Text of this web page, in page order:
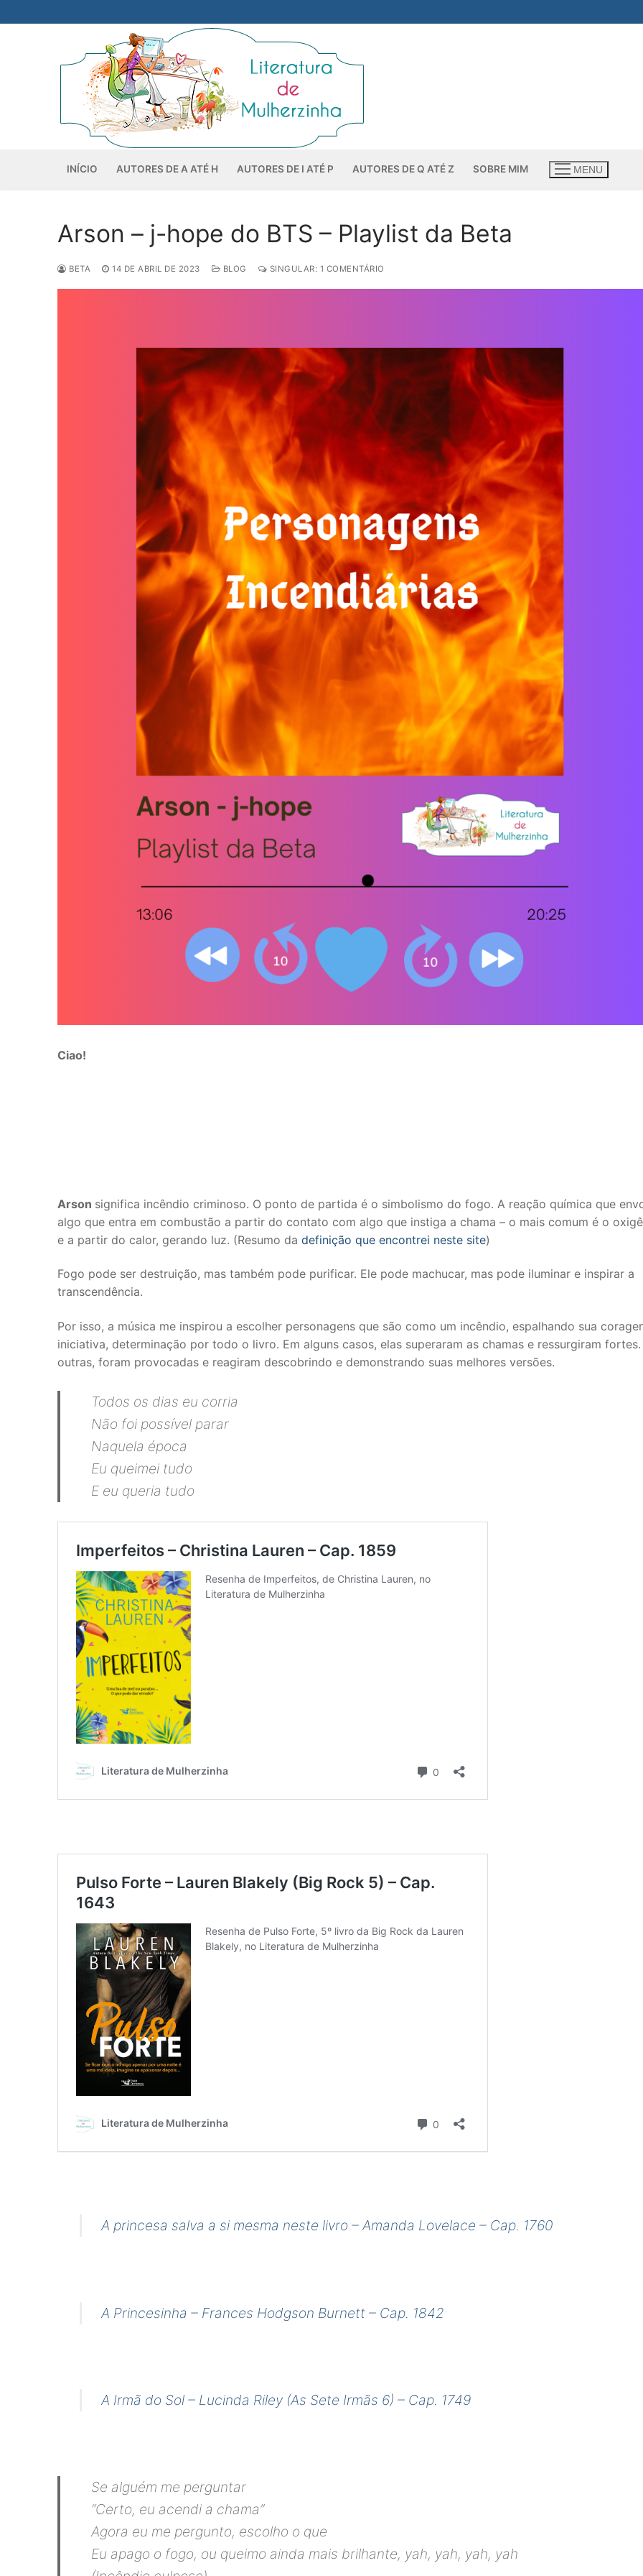
para
INÍCIO AUTORES DE A ATÉ H AUTORES DE I ATÉ P AUTORES DE Q ATÉ Z SOBRE MIM MENU
Arson – j-hope do BTS – Playlist da Beta
BETA 14 DE ABRIL DE 2023 BLOG SINGULAR: 1 COMENTÁRIO
Ciao!
Arson significa incêndio criminoso. O ponto de partida é o simbolismo do fogo. A reação química que
algo que entra em combustão a partir do contato com algo que instiga a chama – o mais comum é o
e a partir do calor, gerando luz. (Resumo da definição que encontrei neste site)
Fogo pode ser destruição, mas também pode purificar. Ele pode machucar, mas pode iluminar e inspirar a
transcendência.
Por isso, a música me inspirou a escolher personagens que são como um incêndio, espalhando sua
iniciativa, determinação por todo o livro. Em alguns casos, elas superaram as chamas e ressurgiram fortes.
outras, foram provocadas e reagiram descobrindo e demonstrando suas melhores versões.
Todos os dias eu corria
Não foi possível parar
Naquela época
Eu queimei tudo
E eu queria tudo
A princesa salva a si mesma neste livro – Amanda Lovelace – Cap. 1760
A Princesinha – Frances Hodgson Burnett – Cap. 1842
A Irmã do Sol – Lucinda Riley (As Sete Irmãs 6) – Cap. 1749
Se alguém me perguntar
“Certo, eu acendi a chama”
Agora eu me pergunto, escolho o que
Eu apago o fogo, ou queimo ainda mais brilhante, yah, yah, yah, yah